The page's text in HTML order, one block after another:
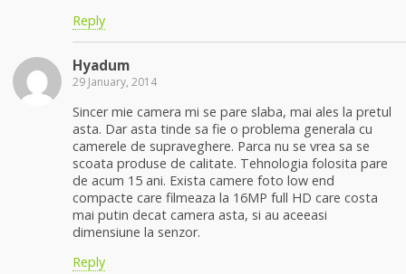
Reply
Hyadum
29 January, 2014
Sincer mie camera mi se pare slaba, mai ales la pretul
asta. Dar asta tinde sa fie o problema generala cu
camerele de supraveghere. Parca nu se vrea sa se
scoata produse de calitate. Tehnologia folosita pare
de acum 15 ani. Exista camere foto low end
compacte care filmeaza la 16MP full HD care costa
mai putin decat camera asta, si au aceeasi
dimensiune la senzor.
Reply